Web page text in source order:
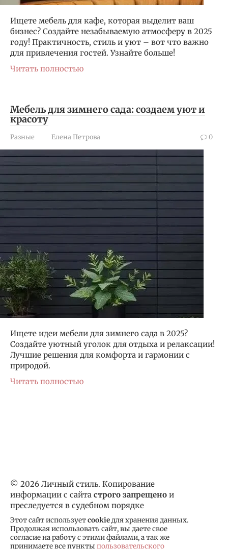
Ищете мебель для кафе, которая выделит ваш
бизнес? Создайте незабываемую атмосферу в 2025
году! Практичность, стиль и уют – вот что важно
для привлечения гостей. Узнайте больше!
Читать полностью
Мебель для зимнего сада: создаем уют и
красоту
Разные Елена Петрова 0
Ищете идеи мебели для зимнего сада в 2025?
Создайте уютный уголок для отдыха и релаксации!
Лучшие решения для комфорта и гармонии с
природой.
Читать полностью
© 2026 Личный стиль. Копирование
информации с сайта строго запрещено и
преследуется в судебном порядке
Этот сайт используетcookieдля хранения данных.
Продолжая использовать сайт, вы даете свое
согласие на работу с этими файлами, а так же
принимаете все пункты пользовательского